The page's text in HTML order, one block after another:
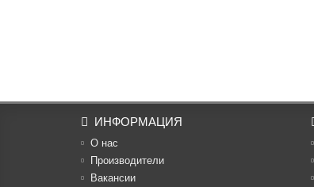
ИНФОРМАЦИЯ
О нас
Производители
Вакансии